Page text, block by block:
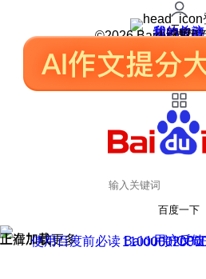
我的关注
我的收藏
皮肤中心
用户反馈
设置
©2026 Baidu 使用
百度一下
正在加载
上滑加载更多 用户反馈
使用百度前必读 Baidu 京ICP
京公网安备